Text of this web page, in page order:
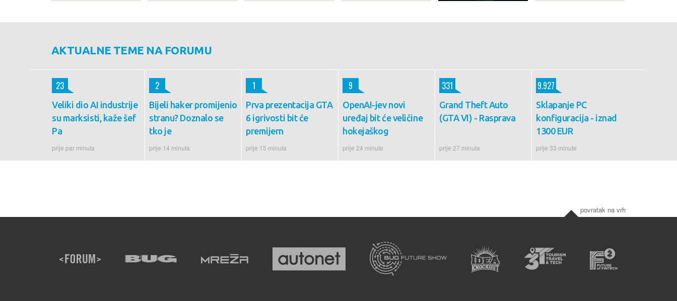
AKTUALNE TEME NA FORUMU
Veliki dio AI industrije
su marksisti, kaže šef
Pa
prije par minuta
23
Bijeli haker promijenio
stranu? Doznalo se
tko je
prije 14 minuta
2
Prva prezentacija GTA
6 igrivosti bit će
premijern
prije 15 minuta
1
OpenAI-jev novi
uređaj bit će veličine
hokejaškog
prije 24 minute
9
Grand Theft Auto
(GTA VI) - Rasprava
prije 27 minuta
331
Sklapanje PC
konfiguracija - iznad
1300 EUR
prije 33 minute
9.927
povratak na vrh